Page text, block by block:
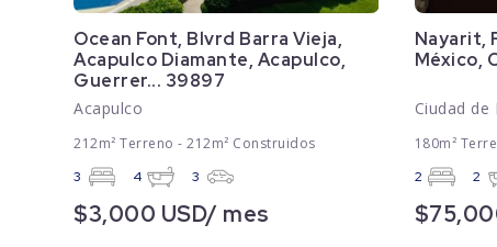
Ocean Font, Blvrd Barra Vieja,
Acapulco Diamante, Acapulco,
Guerrer... 39897
Acapulco
212m² Terreno - 212m² Construidos
3 4 3
$3,000 USD/ mes
Nayarit,
México,
Ciudad de
180m²
2 2